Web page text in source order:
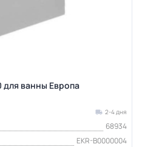
для ванны Европа
2-4 дня
68934
EKR-B0000004